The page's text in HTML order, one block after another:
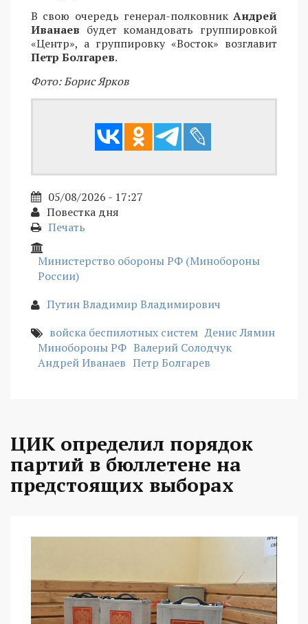
В свою очередь генерал-полковникАндрей
Иванаев будет командовать группировкой
«Центр», а группировку «Восток» возглавит
Петр Болгарев.
Фото: Борис Ярков
05/08/2026 - 17:27
Повестка дня
Печать
Министерство обороны РФ (Минобороны
России)
Путин Владимир Владимирович
войска беспилотных систем Денис Лямин
Минобороны РФ Валерий Солодчук
Андрей Иванаев Петр Болгарев
ЦИК определил порядок
партий в бюллетене на
предстоящих выборах